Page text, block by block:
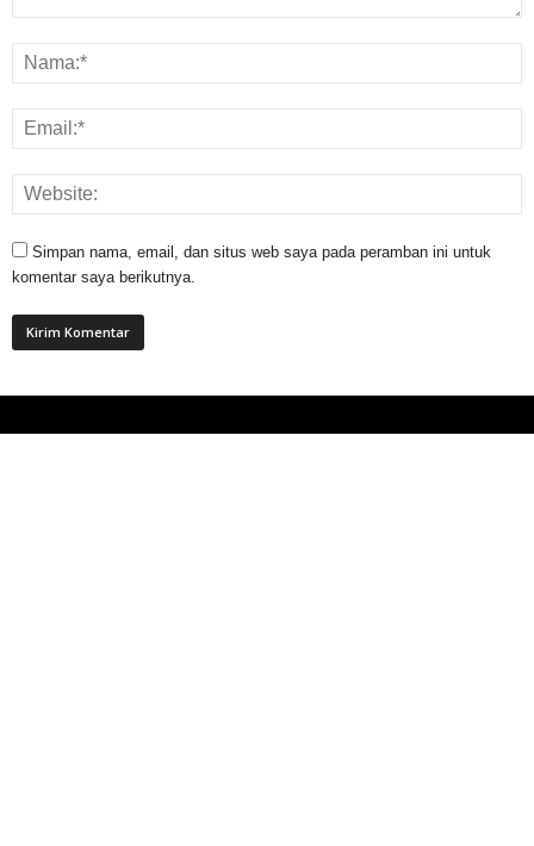
Simpan nama, email, dan situs web saya pada peramban ini untuk
komentar saya berikutnya.